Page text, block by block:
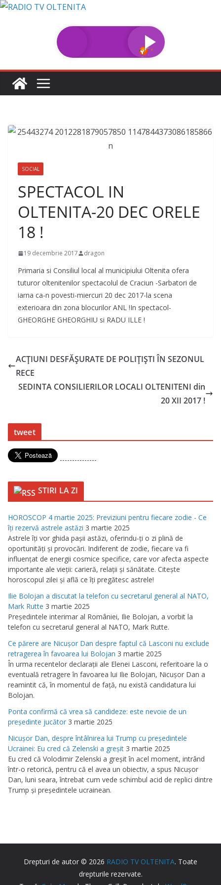
Sari
SOCIAL
SPECTACOL IN
OLTENITA-20 DEC ORELE
18 !
19 decembrie 2017 dragon
Primaria si Consiliul local al municipiului Oltenita ofera
tuturor oltenitenilor spectacolul de Craciun -Sarbatori de
iarna ca-n povesti-miercuri 20 dec 2017-la scena
exterioara din zona blocurilor ANL !In spectacol-
GHEORGHE GHEORGHIU si RADU ILLE !
ACȚIUNI DESFĂȘURATE DE POLIȚIȘTI ÎN SEZONUL
RECE
SEDINTA CONSILIERILOR LOCALI OLTENITENI din
20 XII 2017 !
tweet
---------------
STIRI LA ZI
HOROSCOP 4 martie 2025: Previziuni pentru fiecare zodie - Ce
îţi rezervă astrele astăzi 3 martie 2025
Astrele îţi vor ghida paşii astăzi, oferindu-ţi o zi plină de
oportunităţi şi provocări. Indiferent de zodie, fiecare va fi
influenţat de energii cosmice specifice, care vor afecta aspecte
importante ale vieţii: carieră, relaţii şi sănătate. Citeşte
horoscopul zilei şi află ce îţi pregătesc astrele!
Ilie Bolojan a discutat la telefon cu secretarul general al NATO,
Mark Rutte 3 martie 2025
Preşedintele interimar al României, Ilie Bolojan, a vorbit la
telefon cu secretarul general al NATO, Mark Rutte.
Ce părere are Nicuşor Dan despre faptul că Lasconi nu exclude
retragerea în favoarea lui Bolojan 3 martie 2025
În urma recentelor declaraţii ale Elenei Lasconi, referitoare la o
eventuală retragere în favoarea lui Ilie Bolojan, Nicuşor Dan a
reamintit că, în momentul de faţă, nu există candidatura lui
Bolojan.
Ponta confirmă că vrea să candideze: este nevoie de un
preşedinte jucător 3 martie 2025
Nicuşor Dan, despre întâlnirea lui Trump cu preşedintele
Ucrainei: Eu cred că Zelenski a greşit 3 martie 2025
Eu cred că Volodimir Zelenski a greşit în acel moment, intrând
într-o retorică, pentru că el avea un obiectiv, a spus Nicuşor
Dan, luni seara, întrebat cum vede schimbul acid de replici dintre
Trump şi preşedintele ucrainean.
Drepturi de autor © 2026 RADIO TV OLTENITA. Toate
drepturile rezervate.